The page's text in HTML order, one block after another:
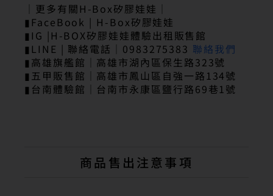
｜更多有關H-Box矽膠娃娃｜
▮FaceBook | H-Box矽膠娃娃
▮IG |H-BOX矽膠娃娃體驗出租販售館
▮LINE | 聯絡電話｜0983275383 聯絡我們
▮高雄旗艦館｜高雄市湖內區保生路323號
▮五甲販售館｜高雄市鳳山區自強一路134號
▮台南體驗館｜台南市永康區鹽行路69巷1號
商品售出注意事項